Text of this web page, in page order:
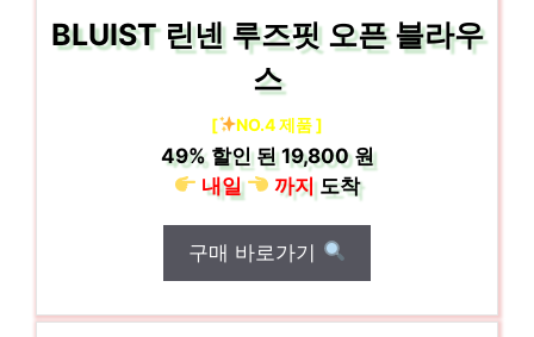
BLUIST 린넨 루즈핏 오픈 블라우
스
[ NO.4 제품 ]
49%할인 된19,800 원
내일
까지도착
구매 바로가기